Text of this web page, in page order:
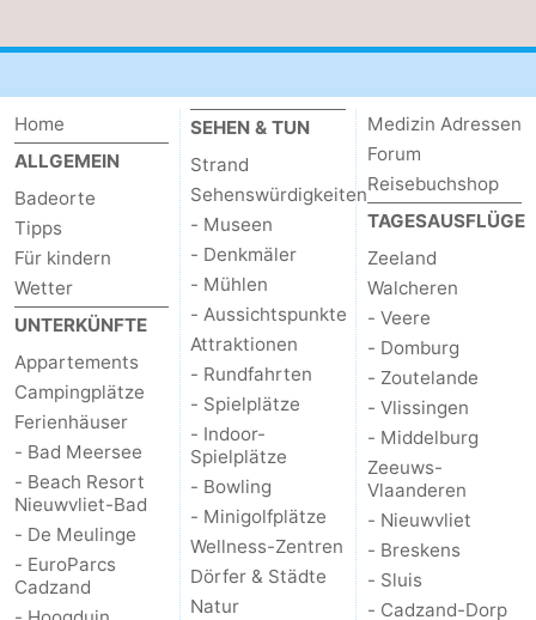
Home
ALLGEMEIN
Badeorte
Tipps
Für kindern
Wetter
UNTERKÜNFTE
Appartements
Campingplätze
Ferienhäuser
- Bad Meersee
- Beach Resort
Nieuwvliet-Bad
- De Meulinge
- EuroParcs
Cadzand
SEHEN & TUN
Strand
Sehenswürdigkeiten
- Museen
- Denkmäler
- Mühlen
- Aussichtspunkte
Attraktionen
- Rundfahrten
- Spielplätze
- Indoor-
Spielplätze
- Bowling
- Minigolfplätze
Wellness-Zentren
Dörfer & Städte
Natur
Medizin Adressen
Forum
Reisebuchshop
TAGESAUSFLÜGE
Zeeland
Walcheren
- Veere
- Domburg
- Zoutelande
- Vlissingen
- Middelburg
Zeeuws-
Vlaanderen
- Nieuwvliet
- Breskens
- Sluis
- Cadzand-Dorp